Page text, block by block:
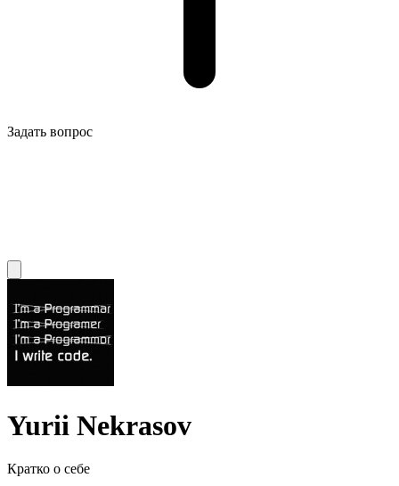
Задать вопрос
Yurii Nekrasov
Кратко о себе